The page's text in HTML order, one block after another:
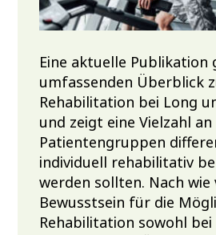
Eine aktuelle Publikation
umfassenden Überblick
Rehabilitation bei Long
und zeigt eine Vielzahl
Patientengruppen
individuell rehabilitativ
werden sollten. Nach wie
Bewusstsein für die
Rehabilitation sowohl